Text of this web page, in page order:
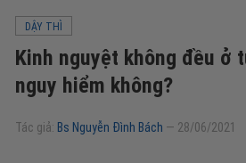
DẬY THÌ
Kinh nguyệt không đều ở
nguy hiểm không?
Tác giả: Bs Nguyễn Đình Bách — 28/06/2021